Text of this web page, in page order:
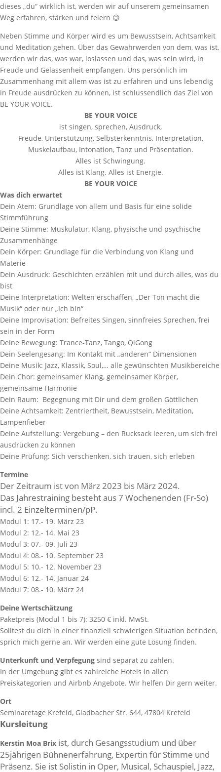
dieses „du“ wirklich ist, werden wir auf unserem gemeinsamen
Weg erfahren, stärken und feiern 😉
Neben Stimme und Körper wird es um Bewusstsein, Achtsamkeit
und Meditation gehen. Über das Gewahrwerden von dem, was ist,
werden wir das, was war, loslassen und das, was sein wird, in
Freude und Gelassenheit empfangen. Uns persönlich im
Zusammenhang mit allem was ist zu erfahren und uns lebendig
in Freude ausdrücken zu können, ist schlussendlich das Ziel von
BE YOUR VOICE.
BE YOUR VOICE
ist singen, sprechen, Ausdruck,
Freude, Unterstützung, Selbsterkenntnis, Interpretation,
Muskelaufbau, Intonation, Tanz und Präsentation.
Alles ist Schwingung.
Alles ist Klang. Alles ist Energie.
BE YOUR VOICE
Was dich erwartet
Dein Atem: Grundlage von allem und Basis für eine solide
Stimmführung
Deine Stimme: Muskulatur, Klang, physische und psychische
Zusammenhänge
Dein Körper: Grundlage für die Verbindung von Klang und
Materie
Dein Ausdruck: Geschichten erzählen mit und durch alles, was du
bist
Deine Interpretation: Welten erschaffen, „Der Ton macht die
Musik“ oder nur „Ich bin“
Deine Improvisation: Befreites Singen, sinnfreies Sprechen, frei
sein in der Form
Deine Bewegung: Trance-Tanz, Tango, QiGong
Dein Seelengesang: Im Kontakt mit „anderen“ Dimensionen
Deine Musik: Jazz, Klassik, Soul,… alle gewünschten Musikbereiche
Dein Chor: gemeinsamer Klang, gemeinsamer Körper,
gemeinsame Harmonie
Dein Raum: Begegnung mit Dir und dem großen Göttlichen
Deine Achtsamkeit: Zentriertheit, Bewusstsein, Meditation,
Lampenfieber
Deine Aufstellung: Vergebung – den Rucksack leeren, um sich frei
ausdrücken zu können
Deine Prüfung: Sich verschenken, sich trauen, sich erleben
Termine
Der Zeitraum ist von März 2023 bis März 2024.
Das Jahrestraining besteht aus 7 Wochenenden (Fr-So)
incl. 2 Einzelterminen/pP.
Modul 1: 17.- 19. März 23
Modul 2: 12.- 14. Mai 23
Modul 3: 07.- 09. Juli 23
Modul 4: 08.- 10. September 23
Modul 5: 10.- 12. November 23
Modul 6: 12.- 14. Januar 24
Modul 7: 08.- 10. März 24
Deine Wertschätzung
Paketpreis (Modul 1 bis 7): 3250 € inkl. MwSt.
Solltest du dich in einer finanziell schwierigen Situation befinden,
sprich mich gerne an. Wir werden eine gute Lösung finden.
Unterkunft und Verpfegung sind separat zu zahlen.
In der Umgebung gibt es zahlreiche Hotels in allen
Preiskategorien und Airbnb Angebote. Wir helfen Dir gern weiter.
Ort
Seminaretage Krefeld, Gladbacher Str. 644, 47804 Krefeld
Kursleitung
Kerstin Moa Brix ist, durch Gesangsstudium und über
25jährigen Bühnenerfahrung, Expertin für Stimme und
Präsenz. Sie ist Solistin in Oper, Musical, Schauspiel, Jazz,